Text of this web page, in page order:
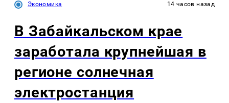
Экономика 14 часов назад
В Забайкальском крае
заработала крупнейшая в
регионе солнечная
электростанция